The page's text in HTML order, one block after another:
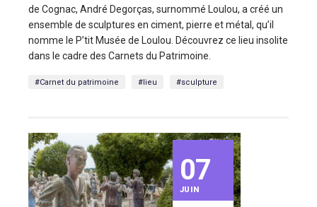
de Cognac, André Degorças, surnommé Loulou, a créé un
ensemble de sculptures en ciment, pierre et métal, qu’il
nomme le P’tit Musée de Loulou. Découvrez ce lieu insolite
dans le cadre des Carnets du Patrimoine.
#Carnet du patrimoine #lieu #sculpture
07
JUIN